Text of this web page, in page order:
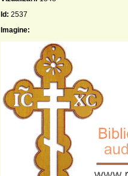
Id: 2537
Imagine: